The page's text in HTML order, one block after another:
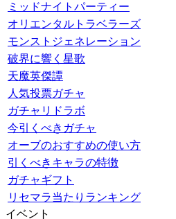
ミッドナイトパーティー
オリエンタルトラベラーズ
モンストジェネレーション
破界に響く星歌
天魔英傑譚
人気投票ガチャ
ガチャリドラボ
今引くべきガチャ
オーブのおすすめの使い方
引くべきキャラの特徴
ガチャギフト
リセマラ当たりランキング
イベント